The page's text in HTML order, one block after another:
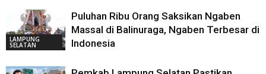
LAMPUNG
SELATAN
Puluhan Ribu Orang Saksikan Ngaben
Massal di Balinuraga, Ngaben Terbesar di
Indonesia